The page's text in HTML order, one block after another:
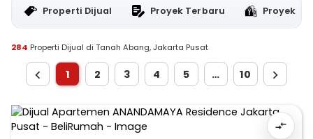
Properti Dijual Proyek Terbaru Proyek
284 Properti Dijual di Tanah Abang, Jakarta Pusat
1 2 3 4 5 … 10